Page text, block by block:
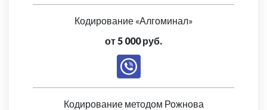
Кодирование «Алгоминал»
от 5 000 руб.
Кодирование методом Рожнова